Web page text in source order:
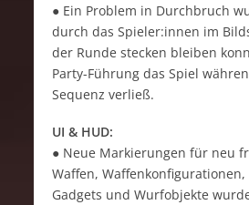
● Ein Problem in Durchbruch
durch das Spieler:innen im
der Runde stecken bleiben
Party-Führung das Spiel
Sequenz verließ.
UI & HUD:
● Neue Markierungen für neu
Waffen,
Gadgets und Wurfobjekte